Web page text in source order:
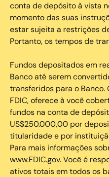
conta de depósito à vista
momento das suas
estar sujeita a restrições
Portanto, os tempos de
Fundos depositados em
Banco até serem
transferidos para o Banco.
FDIC, oferece à você
fundos na conta de
US$250.000,00 por
titularidade e por
Para mais informações
www.FDIC.gov. Você é
ativos totais em todos os